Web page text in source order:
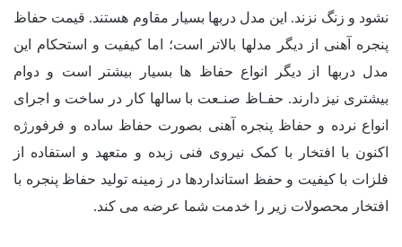
نشود و زنگ نزند. این مدل دربها بسیار مقاوم هستند. قیمت حفاظ
پنجره آهنی از دیگر مدلها بالاتر است؛ اما کیفیت و استحکام این
مدل دربها از دیگر انواع حفاظ ها بسیار بیشتر است و دوام
بیشتری نیز دارند. حفـاظ صنـعت با سالها کار در ساخت و اجرای
انواع نرده و حفاظ پنجره آهنی بصورت حفاظ ساده و فرفورژه
اکنون با افتخار با کمک نیروی فنی زبده و متعهد و استفاده از
فلزات با کیفیت و حفظ استانداردها در زمینه تولید حفاظ پنجره با
افتخار محصولات زیر را خدمت شما عرضه می کند.